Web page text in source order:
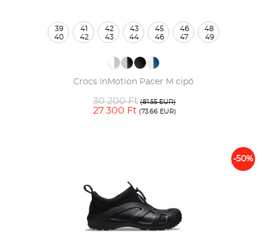
Crocs InMotion Pacer M cipő
30 200 Ft (81.55 EUR)
27 300 Ft (73.66 EUR)
39
40
41
42
42
43
43
44
45
46
46
47
48
49
-50%